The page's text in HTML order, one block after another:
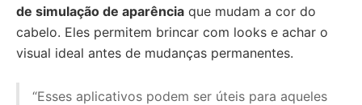
de simulação de aparência que mudam a cor do
cabelo. Eles permitem brincar com looks e achar o
visual ideal antes de mudanças permanentes.
“Esses aplicativos podem ser úteis para aqueles